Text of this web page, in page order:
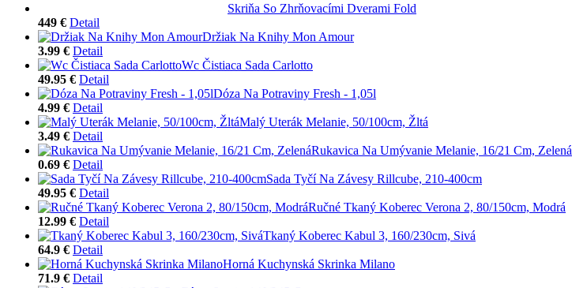
Skriňa So Zhrňovacími Dverami Fold
449 € Detail
Držiak Na Knihy Mon Amour
3.99 € Detail
Wc Čistiaca Sada Carlotto
49.95 € Detail
Dóza Na Potraviny Fresh - 1,05l
4.99 € Detail
Malý Uterák Melanie, 50/100cm, Žltá
3.49 € Detail
Rukavica Na Umývanie Melanie, 16/21 Cm, Zelená
0.69 € Detail
Sada Tyčí Na Závesy Rillcube, 210-400cm
49.95 € Detail
Ručné Tkaný Koberec Verona 2, 80/150cm, Modrá
12.99 € Detail
Tkaný Koberec Kabul 3, 160/230cm, Sivá
64.9 € Detail
Horná Kuchynská Skrinka Milano
71.9 € Detail